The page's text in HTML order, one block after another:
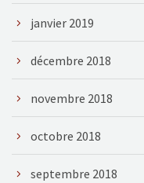
janvier 2019
décembre 2018
novembre 2018
octobre 2018
septembre 2018